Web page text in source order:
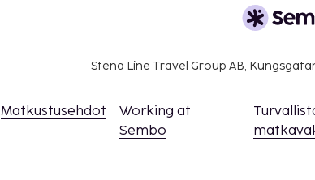
Stena Line Travel Group AB,
Matkustusehdot
Working at
Sembo